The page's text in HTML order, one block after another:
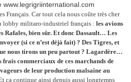
Français. Car tout cela nous coûte très cher
lobby militaro-industriel français : les avions
Rafales, bien sûr. Et donc Dassault… Les
(si ce n’est déjà fait) ? Des Tigres, et
nous tirons un peu partout ? Lagardère…
frais commerciaux de ces marchands de
de leur production malsaine au
ca continue ainsi depuis aussi longtemps